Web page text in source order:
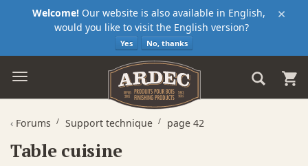
×
Welcome! Our website is also available in English,
would you like to visit the English version?
Yes No, thanks
‹ Forums Support technique page 42
Table cuisine